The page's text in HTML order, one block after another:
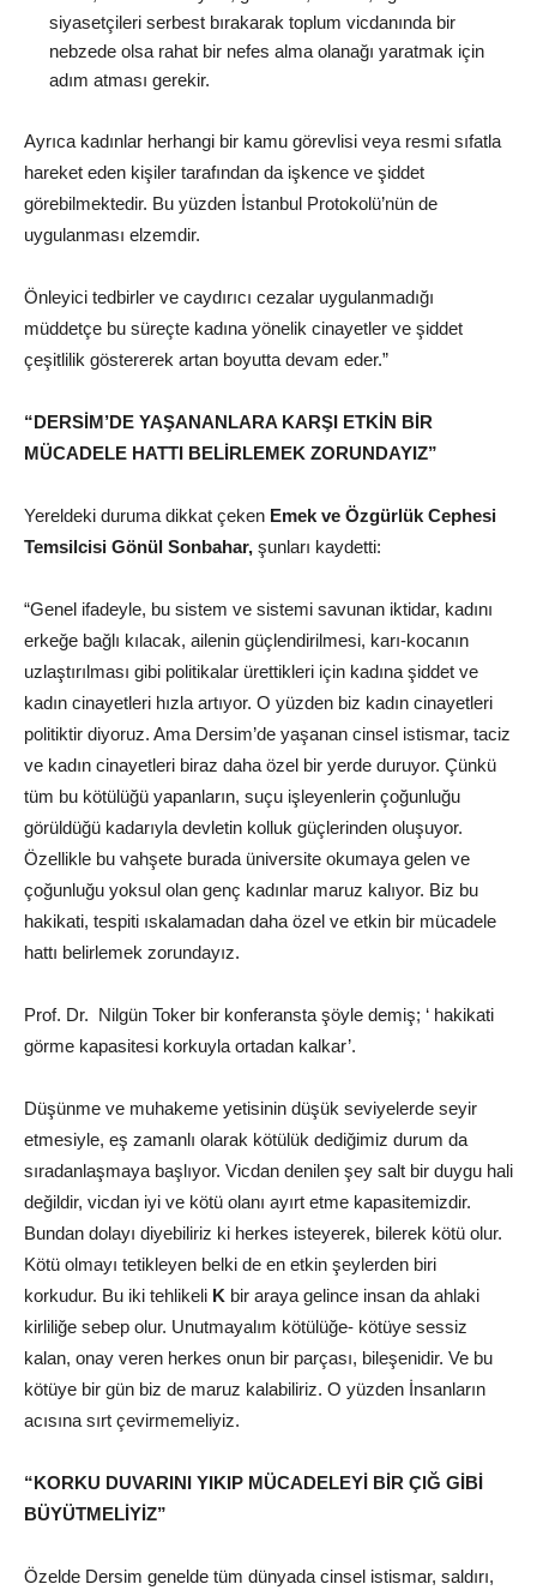
siyasetçileri serbest bırakarak toplum vicdanında bir
nebzede olsa rahat bir nefes alma olanağı yaratmak için
adım atması gerekir.
Ayrıca kadınlar herhangi bir kamu görevlisi veya resmi sıfatla
hareket eden kişiler tarafından da işkence ve şiddet
görebilmektedir. Bu yüzden İstanbul Protokolü’nün de
uygulanması elzemdir.
Önleyici tedbirler ve caydırıcı cezalar uygulanmadığı
müddetçe bu süreçte kadına yönelik cinayetler ve şiddet
çeşitlilik göstererek artan boyutta devam eder.”
“DERSİM’DE YAŞANANLARA KARŞI ETKİN BİR
MÜCADELE HATTI BELİRLEMEK ZORUNDAYIZ”
Yereldeki duruma dikkat çeken Emek ve Özgürlük Cephesi
Temsilcisi Gönül Sonbahar, şunları kaydetti:
“Genel ifadeyle, bu sistem ve sistemi savunan iktidar, kadını
erkeğe bağlı kılacak, ailenin güçlendirilmesi, karı-kocanın
uzlaştırılması gibi politikalar ürettikleri için kadına şiddet ve
kadın cinayetleri hızla artıyor. O yüzden biz kadın cinayetleri
politiktir diyoruz. Ama Dersim’de yaşanan cinsel istismar, taciz
ve kadın cinayetleri biraz daha özel bir yerde duruyor. Çünkü
tüm bu kötülüğü yapanların, suçu işleyenlerin çoğunluğu
görüldüğü kadarıyla devletin kolluk güçlerinden oluşuyor.
Özellikle bu vahşete burada üniversite okumaya gelen ve
çoğunluğu yoksul olan genç kadınlar maruz kalıyor. Biz bu
hakikati, tespiti ıskalamadan daha özel ve etkin bir mücadele
hattı belirlemek zorundayız.
Prof. Dr. Nilgün Toker bir konferansta şöyle demiş; ‘ hakikati
görme kapasitesi korkuyla ortadan kalkar’.
Düşünme ve muhakeme yetisinin düşük seviyelerde seyir
etmesiyle, eş zamanlı olarak kötülük dediğimiz durum da
sıradanlaşmaya başlıyor. Vicdan denilen şey salt bir duygu hali
değildir, vicdan iyi ve kötü olanı ayırt etme kapasitemizdir.
Bundan dolayı diyebiliriz ki herkes isteyerek, bilerek kötü olur.
Kötü olmayı tetikleyen belki de en etkin şeylerden biri
korkudur. Bu iki tehlikeli K bir araya gelince insan da ahlaki
kirliliğe sebep olur. Unutmayalım kötülüğe- kötüye sessiz
kalan, onay veren herkes onun bir parçası, bileşenidir. Ve bu
kötüye bir gün biz de maruz kalabiliriz. O yüzden İnsanların
acısına sırt çevirmemeliyiz.
“KORKU DUVARINI YIKIP MÜCADELEYİ BİR ÇIĞ GİBİ
BÜYÜTMELİYİZ”
Özelde Dersim genelde tüm dünyada cinsel istismar, saldırı,